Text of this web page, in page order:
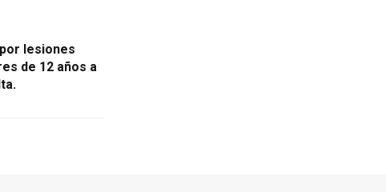
lesiones
de 12 años a